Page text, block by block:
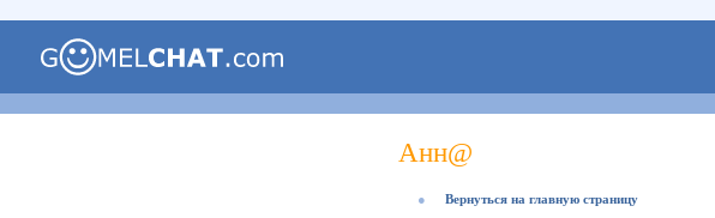
Анн@
●
Вернуться на главную страницу